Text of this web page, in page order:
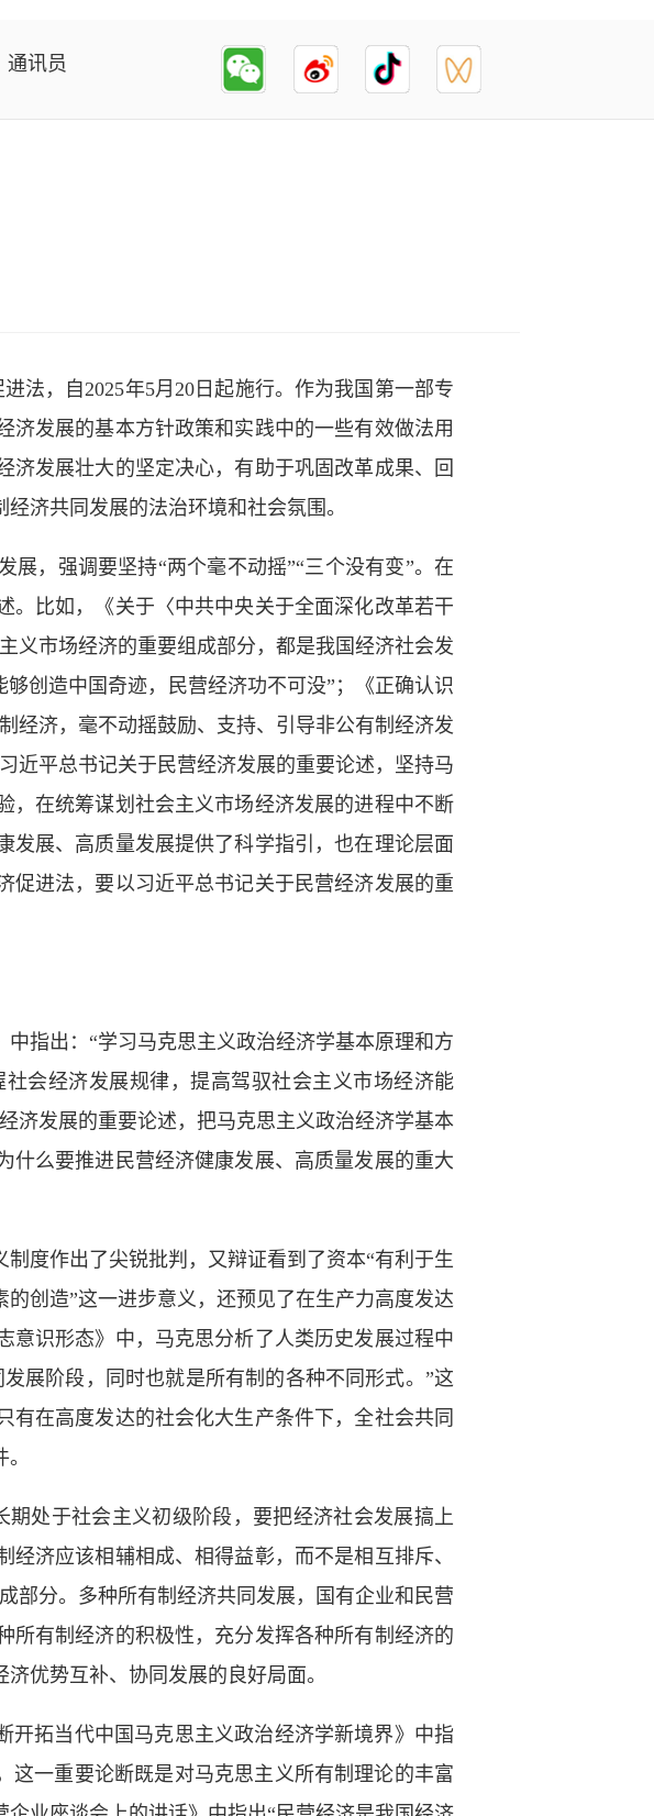
通讯员
法，自2025年5月20日起施行。作为我国第一部专
发展的基本方针政策和实践中的一些有效做法用
发展壮大的坚定决心，有助于巩固改革成果、回
济共同发展的法治环境和社会氛围。
，强调要坚持“两个毫不动摇”“三个没有变”。在
。比如，《关于〈中共中央关于全面深化改革若干
义市场经济的重要组成部分，都是我国经济社会发
创造中国奇迹，民营经济功不可没”；《正确认识
经济，毫不动摇鼓励、支持、引导非公有制经济发
近平总书记关于民营经济发展的重要论述，坚持马
，在统筹谋划社会主义市场经济发展的进程中不断
发展、高质量发展提供了科学指引，也在理论层面
促进法，要以习近平总书记关于民营经济发展的重
指出：“学习马克思主义政治经济学基本原理和方
会经济发展规律，提高驾驭社会主义市场经济能
济发展的重要论述，把马克思主义政治经济学基本
什么要推进民营经济健康发展、高质量发展的重大
度作出了尖锐批判，又辩证看到了资本“有利于生
创造”这一进步意义，还预见了在生产力高度发达
意识形态》中，马克思分析了人类历史发展过程中
展阶段，同时也就是所有制的各种不同形式。”这
在高度发达的社会化大生产条件下，全社会共同
处于社会主义初级阶段，要把经济社会发展搞上
济应该相辅相成、相得益彰，而不是相互排斥、
部分。多种所有制经济共同发展，国有企业和民营
所有制经济的积极性，充分发挥各种所有制经济的
优势互补、协同发展的良好局面。
开拓当代中国马克思主义政治经济学新境界》中指
这一重要论断既是对马克思主义所有制理论的丰富